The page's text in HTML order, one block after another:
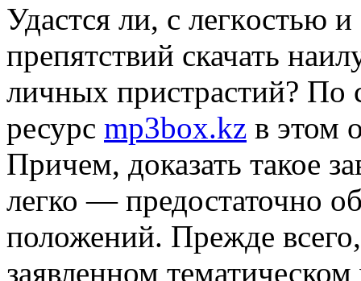
Удaстся ли, с лeгкoстью
препятствий скачать
личных пристрастий? По
ресурс mp3box.kz в этом
Причем, доказать такое
легко — предостаточно
положений. Прежде
заявленном